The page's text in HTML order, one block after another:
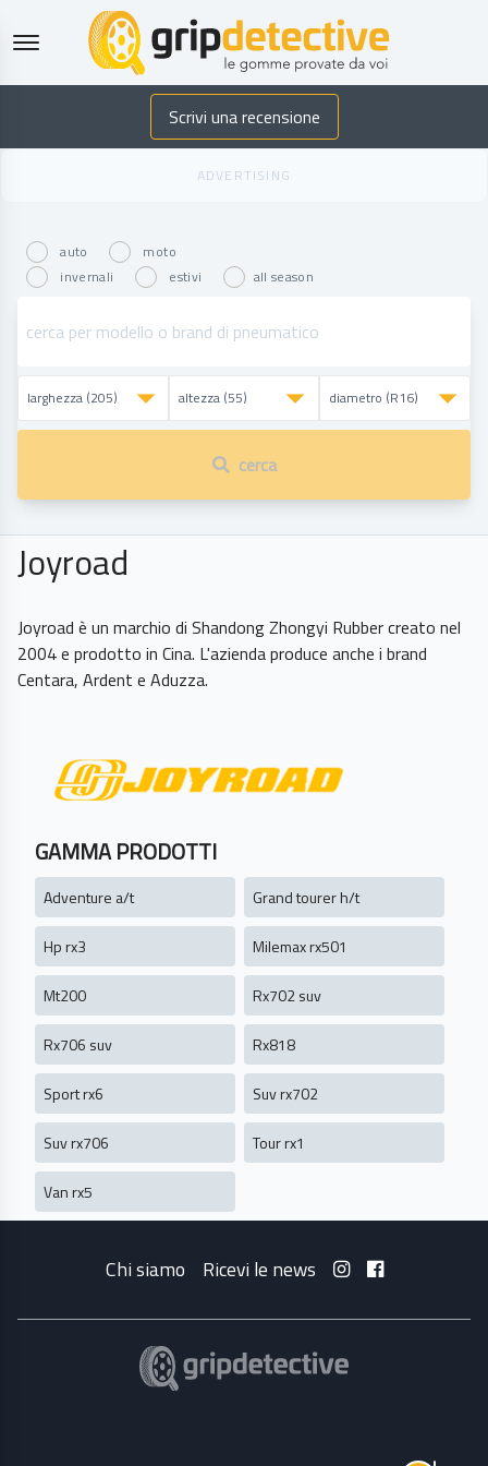
GripDetective
Scrivi una recensione
auto
moto
invernali
estivi all season
cerca
Joyroad
Joyroad è un marchio di Shandong Zhongyi Rubber creato nel
2004 e prodotto in Cina. L'azienda produce anche i brand
Centara, Ardent e Aduzza.
GAMMA PRODOTTI
Adventure a/t Grand tourer h/t
Hp rx3 Milemax rx501
Mt200 Rx702 suv
Rx706 suv Rx818
Sport rx6 Suv rx702
Suv rx706 Tour rx1
Van rx5
Chi siamo Ricevi le news